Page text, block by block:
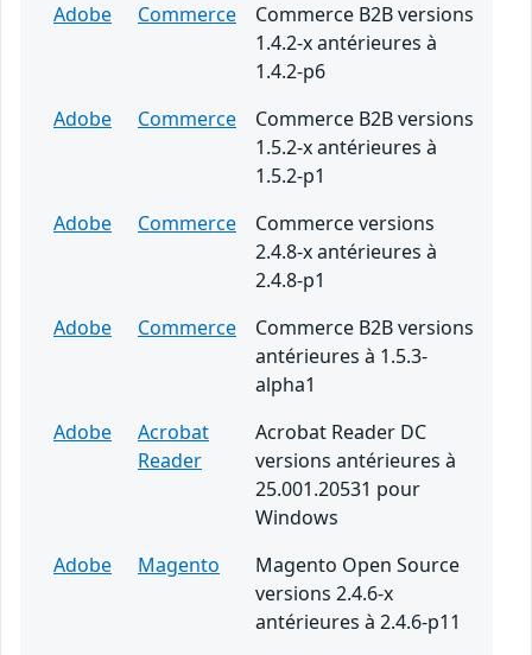
Adobe
Commerce
Commerce B2B versions
1.4.2-x antérieures à
1.4.2-p6
Adobe
Commerce
Commerce B2B versions
1.5.2-x antérieures à
1.5.2-p1
Adobe
Commerce
Commerce versions
2.4.8-x antérieures à
2.4.8-p1
Adobe
Commerce
Commerce B2B versions
antérieures à 1.5.3-
alpha1
Adobe
Acrobat
Reader
Acrobat Reader DC
versions antérieures à
25.001.20531 pour
Windows
Adobe
Magento
Magento Open Source
versions 2.4.6-x
antérieures à 2.4.6-p11